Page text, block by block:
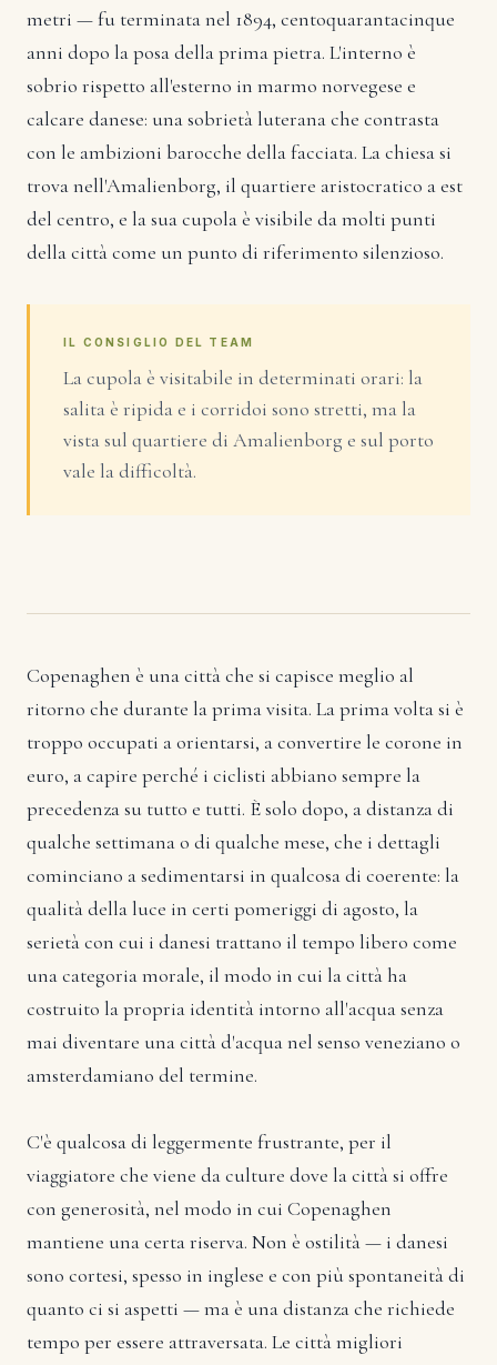
metri — fu terminata nel 1894, centoquarantacinque
anni dopo la posa della prima pietra. L'interno è
sobrio rispetto all'esterno in marmo norvegese e
calcare danese: una sobrietà luterana che contrasta
con le ambizioni barocche della facciata. La chiesa si
trova nell'Amalienborg, il quartiere aristocratico a est
del centro, e la sua cupola è visibile da molti punti
della città come un punto di riferimento silenzioso.
IL CONSIGLIO DEL TEAM
La cupola è visitabile in determinati orari: la
salita è ripida e i corridoi sono stretti, ma la
vista sul quartiere di Amalienborg e sul porto
vale la difficoltà.
Copenaghen è una città che si capisce meglio al
ritorno che durante la prima visita. La prima volta si è
troppo occupati a orientarsi, a convertire le corone in
euro, a capire perché i ciclisti abbiano sempre la
precedenza su tutto e tutti. È solo dopo, a distanza di
qualche settimana o di qualche mese, che i dettagli
cominciano a sedimentarsi in qualcosa di coerente: la
qualità della luce in certi pomeriggi di agosto, la
serietà con cui i danesi trattano il tempo libero come
una categoria morale, il modo in cui la città ha
costruito la propria identità intorno all'acqua senza
mai diventare una città d'acqua nel senso veneziano o
amsterdamiano del termine.
C'è qualcosa di leggermente frustrante, per il
viaggiatore che viene da culture dove la città si offre
con generosità, nel modo in cui Copenaghen
mantiene una certa riserva. Non è ostilità — i danesi
sono cortesi, spesso in inglese e con più spontaneità di
quanto ci si aspetti — ma è una distanza che richiede
tempo per essere attraversata. Le città migliori